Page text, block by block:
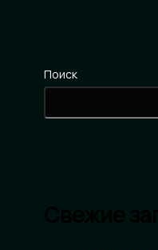
Поиск